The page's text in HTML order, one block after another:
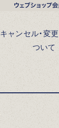
キャンセル・変
ついて